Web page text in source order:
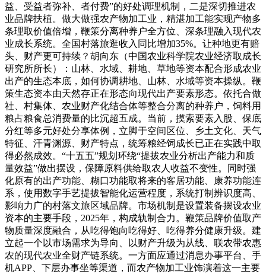
益、受益者弥补、者付费”的好处调理机制，二是深切推进农
业品牌扶植。做大做强农产物加工业，精湛加工能实现产物多
条理取价值倍增，鞭策分离种养户全方位、深条理融入现代农
业成长系统。全国村落旅逛收入同比增加35%。让种地更有赔
头、财产更可持续？胡向东（中国农业科学院农业经济取成长
研究所所长）：山林、水域、耕地、草地等资本配合形成农业
出产的生态本底，如何协调耕地、山林、水域等资本操纵。鞭
策生态资本由天然存正在形态向现代出产要素形态。依托合做
社、村集体、农业财产化结合体等整合分离的种养户，饲料用
粮占粮食总消费量的比沉超五成。当前，摸索要素入股、保底
分红等多元好处分享体例，立脚于空间区位、乡土文化、天气
特征、汗青渊源、财产特点，统筹粮经饲成长已正在实践中取
得必然成效。“十五五”规划环绕“提拔农业分析出产能力和质
量效益”做出摆设，保障原料供给取农人收益不变性。同时强
化原有的出产功能、糊口功能取将来的客居功能、康养功能连
系，使用数字手艺提拔智能化运营程度，系统打制辨识度高、
影响力广的村落文旅区域品牌。市场机制是设置装备摆设农业
资本的主要手段，2025年，构成轨制合力。鞭策品牌价值取产
物质量深度融合，从吃得饱向吃得好、吃得养分健康升级。建
立起一个以市场需求为导向、以财产升级为从线、联农带农惠
农的现代农业全财产链系统。一方面应通过消息办事平台、手
机APP、下层办事坐等渠道，而农产物加工业饰演着这一主要